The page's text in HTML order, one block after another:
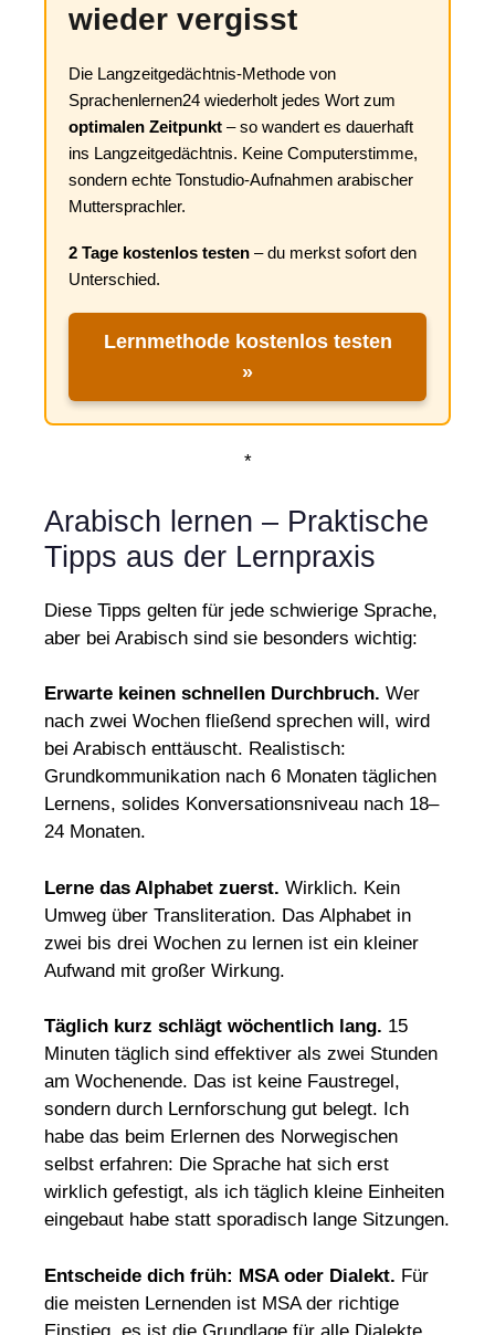
wieder vergisst
Die Langzeitgedächtnis-Methode von
Sprachenlernen24 wiederholt jedes Wort zum
optimalen Zeitpunkt – so wandert es dauerhaft
ins Langzeitgedächtnis. Keine Computerstimme,
sondern echte Tonstudio-Aufnahmen arabischer
Muttersprachler.
2 Tage kostenlos testen – du merkst sofort den
Unterschied.
Lernmethode kostenlos testen
»
*
Arabisch lernen – Praktische
Tipps aus der Lernpraxis
Diese Tipps gelten für jede schwierige Sprache,
aber bei Arabisch sind sie besonders wichtig:
Erwarte keinen schnellen Durchbruch. Wer
nach zwei Wochen fließend sprechen will, wird
bei Arabisch enttäuscht. Realistisch:
Grundkommunikation nach 6 Monaten täglichen
Lernens, solides Konversationsniveau nach 18–
24 Monaten.
Lerne das Alphabet zuerst. Wirklich. Kein
Umweg über Transliteration. Das Alphabet in
zwei bis drei Wochen zu lernen ist ein kleiner
Aufwand mit großer Wirkung.
Täglich kurz schlägt wöchentlich lang. 15
Minuten täglich sind effektiver als zwei Stunden
am Wochenende. Das ist keine Faustregel,
sondern durch Lernforschung gut belegt. Ich
habe das beim Erlernen des Norwegischen
selbst erfahren: Die Sprache hat sich erst
wirklich gefestigt, als ich täglich kleine Einheiten
eingebaut habe statt sporadisch lange Sitzungen.
Entscheide dich früh: MSA oder Dialekt. Für
die meisten Lernenden ist MSA der richtige
Einstieg, es ist die Grundlage für alle Dialekte